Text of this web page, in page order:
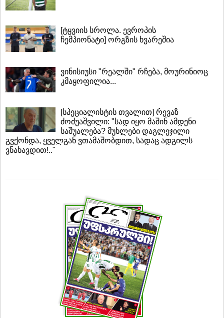
[ტყვიის სროლა. ევროპის
ჩემპიონატი] ორგზის ხვარეშია
ვინისიუსი "რეალში" რჩება, მოურინიოც
კმაყოფილია...
[სპეციალისტის თვალით] რევაზ
ძოძუაშვილი: "სად იყო მაშინ ამდენი
საშუალება? მუხლები დაგლეჯილი
გვქონდა, ყველგან ვთამაშობდით, სადაც ადგილს
ვნახავდით!.."